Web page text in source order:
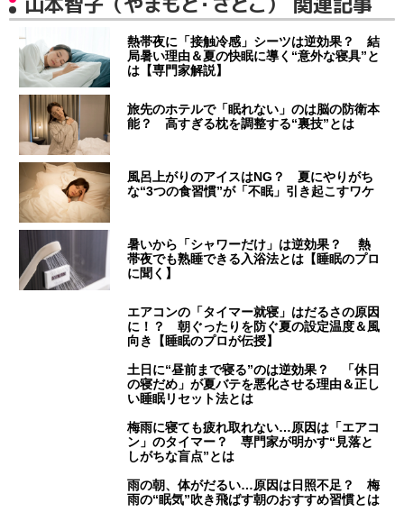
熱帯夜に「接触冷感」シーツは逆効果？ 結
局暑い理由＆夏の快眠に導く“意外な寝具”と
は【専門家解説】
旅先のホテルで「眠れない」のは脳の防衛本
能？ 高すぎる枕を調整する“裏技”とは
風呂上がりのアイスはNG？ 夏にやりがち
な“3つの食習慣”が「不眠」引き起こすワケ
暑いから「シャワーだけ」は逆効果？ 熱
帯夜でも熟睡できる入浴法とは【睡眠のプロ
に聞く】
エアコンの「タイマー就寝」はだるさの原因
に！？ 朝ぐったりを防ぐ夏の設定温度＆風
向き【睡眠のプロが伝授】
土日に“昼前まで寝る”のは逆効果？ 「休日
の寝だめ」が夏バテを悪化させる理由＆正し
い睡眠リセット法とは
梅雨に寝ても疲れ取れない…原因は「エアコ
ン」のタイマー？ 専門家が明かす“見落と
しがちな盲点”とは
雨の朝、体がだるい…原因は日照不足？ 梅
雨の“眠気”吹き飛ばす朝のおすすめ習慣とは